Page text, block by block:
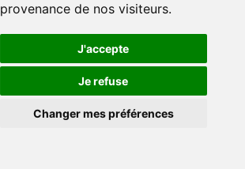
provenance de nos visiteurs.
J'accepte
Je refuse
Changer mes préférences